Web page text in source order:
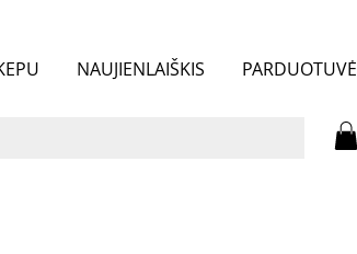
NAUJIENLAIŠKIS PARDUOTUVĖ